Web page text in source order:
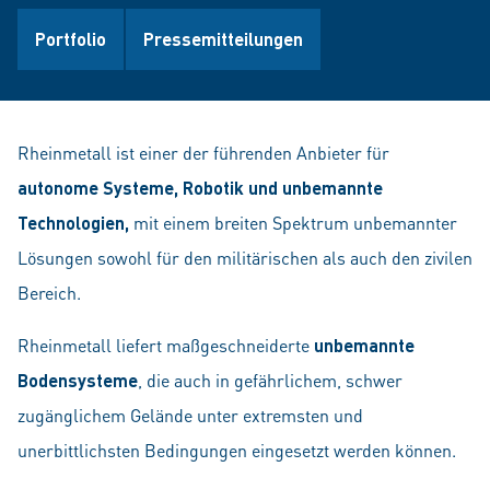
Portfolio Pressemitteilungen
Rheinmetall ist einer der führenden Anbieter für
autonome Systeme, Robotik und unbemannte
Technologien, mit einem breiten Spektrum unbemannter
Lösungen sowohl für den militärischen als auch den zivilen
Bereich.
Rheinmetall liefert maßgeschneiderte unbemannte
Bodensysteme , die auch in gefährlichem, schwer
zugänglichem Gelände unter extremsten und
unerbittlichsten Bedingungen eingesetzt werden können.